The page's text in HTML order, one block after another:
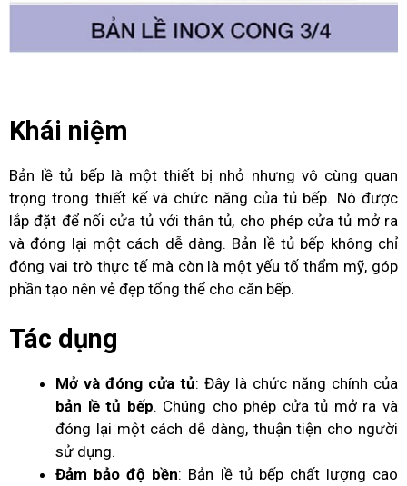
Khái niệm
Bản lề tủ bếp là một thiết bị nhỏ nhưng vô cùng quan
trọng trong thiết kế và chức năng của tủ bếp. Nó được
lắp đặt để nối cửa tủ với thân tủ, cho phép cửa tủ mở ra
và đóng lại một cách dễ dàng. Bản lề tủ bếp không chỉ
đóng vai trò thực tế mà còn là một yếu tố thẩm mỹ, góp
phần tạo nên vẻ đẹp tổng thể cho căn bếp.
Tác dụng
Mở và đóng cửa tủ: Đây là chức năng chính của
bản lề tủ bếp. Chúng cho phép cửa tủ mở ra và
đóng lại một cách dễ dàng, thuận tiện cho người
sử dụng.
Đảm bảo độ bền: Bản lề tủ bếp chất lượng cao